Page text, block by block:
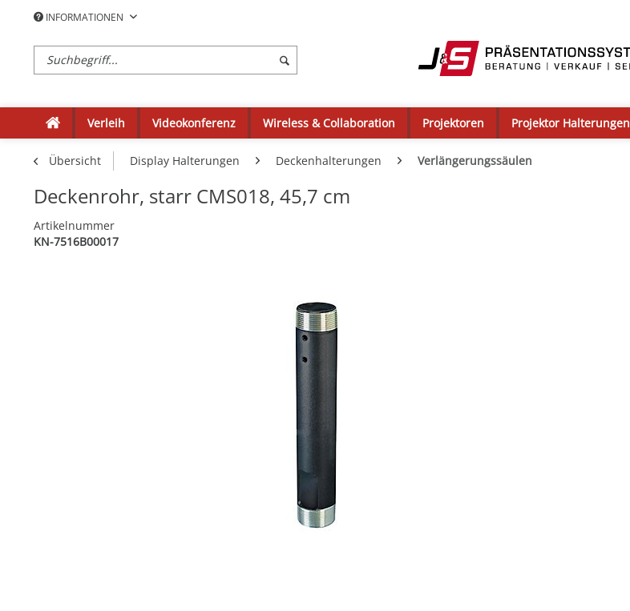
INFORMATIONEN
Verleih Videokonferenz Wireless & Collaboration Projektoren Projektor Halterungen
Übersicht Display Halterungen Deckenhalterungen Verlängerungssäulen
Deckenrohr, starr CMS018, 45,7 cm
Artikelnummer
KN-7516B00017